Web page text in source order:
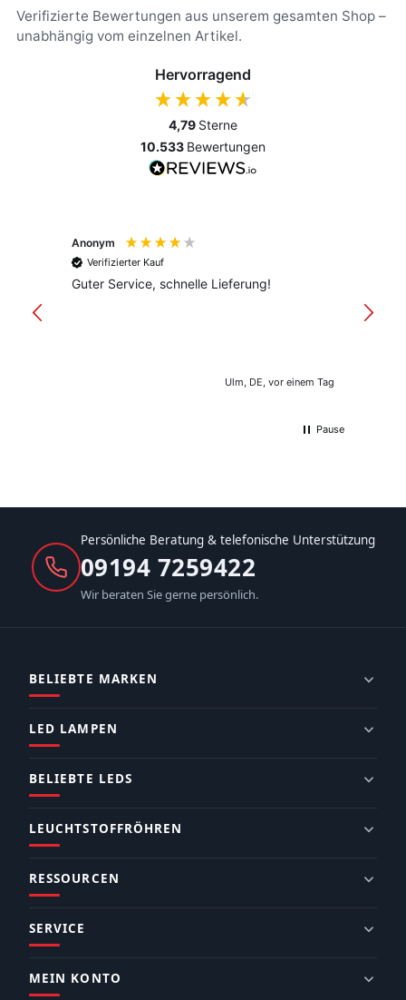
Verifizierte Bewertungen aus unserem gesamten Shop –
unabhängig vom einzelnen Artikel.
Hervorragend
4,79 Sterne
10.533 Bewertungen
Anonym
Verifizierter Kauf
Guter Service, schnelle Lieferung!
Ulm, DE, vor einem Tag
Pause
Persönliche Beratung & telefonische Unterstützung
09194 7259422
Wir beraten Sie gerne persönlich.
BELIEBTE MARKEN
LED LAMPEN
BELIEBTE LEDS
LEUCHTSTOFFRÖHREN
RESSOURCEN
SERVICE
MEIN KONTO